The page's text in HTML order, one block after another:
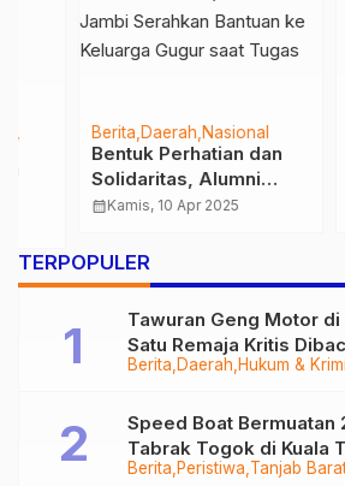
Daerah Nasional
Bentuk Perhatian dan
Solidaritas, Alumni
Seba PK Polri Tahun
Serahkan Bantuan ke
Keluarga Gugur saat
Kamis, 10 Apr 2025
Polri
AIS
TERPOPULER
Berita Daerah Hukum &
Tawuran Geng Motor di
Satu Remaja Kritis
Ditangkap
Berita Peristiwa Tanjab
Speed Boat Bermuatan
Tabrak Togok di Kuala
Sempat Hilang